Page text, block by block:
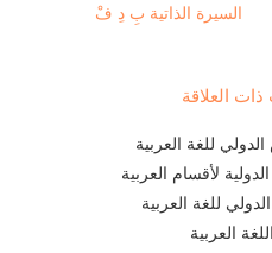
السيرة الذاتية بِ دِ فْ
العلاقة
للغة العربية
لأقسام العربية
للغة العربية
العربية